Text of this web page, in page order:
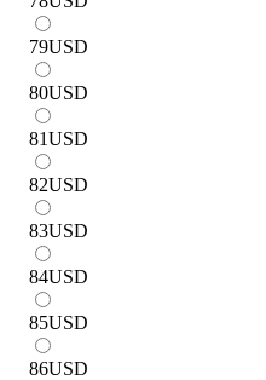
79USD
80USD
81USD
82USD
83USD
84USD
85USD
86USD